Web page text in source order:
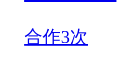
合作3次